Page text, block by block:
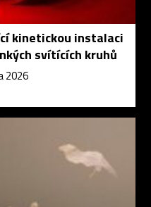
kinetickou instalaci
svítících kruhů
2026